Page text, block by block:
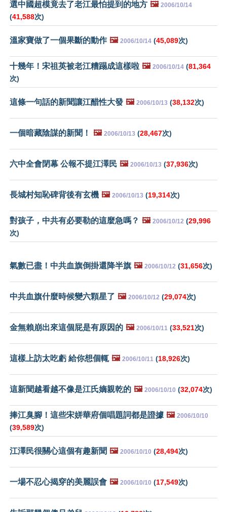
選中國超模竟去了老江最怕提到的地方 🖼️ 2006/10/14
(41,588次)
溫家寶做了一個果斷的動作 🖼️ 2006/10/14 (45,089次)
十幾年！宋祖英被老江糟蹋成這樣啦 🖼️ 2006/10/14 (81,364
次)
這條一句話的新聞讓江醋性大發 🖼️ 2006/10/13 (38,132次)
一個暗藏陰謀的新聞！ 🖼️ 2006/10/13 (28,467次)
六中全會閉幕 公報不提江澤民 🖼️ 2006/10/13 (37,936次)
長城村知恥碑背後有玄機 🖼️ 2006/10/13 (19,314次)
對孩子，中共有必要勒的這麼急嗎？ 🖼️ 2006/10/12 (29,996
次)
氣數已盡！中共血旗倒掛還降半旗 🖼️ 2006/10/12 (31,656次)
中共血旗什麼時候變六顆星了 🖼️ 2006/10/12 (29,074次)
金無賴崩出來這個屁是有原因的 🖼️ 2006/10/11 (33,521次)
這樣上訪太吃虧 給你想個輒 🖼️ 2006/10/11 (18,926次)
這新聞越看越不像是江氏嫡親乾的 🖼️ 2006/10/10 (32,074次)
捧江臭腳！這些宋姘華府個唱題詞都是證據 🖼️ 2006/10/10
(39,589次)
江澤民很關心這個有趣新聞 🖼️ 2006/10/10 (28,494次)
一場不忍心揭穿的美麗誤會 🖼️ 2006/10/10 (17,549次)